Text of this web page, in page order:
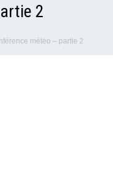
2
météo – partie 2